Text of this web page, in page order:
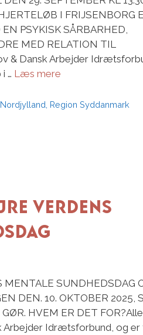
I FRIJSENBORG
PSYKISK SÅRBARHED,
MED RELATION TIL
& Dansk Arbejder
… Læs mere
Region Syddanmark
VERDENS
SUNDHEDSDAG
DEN. 10. OKTOBER 2025,
HVEM ER DET FOR?Alle
Idrætsforbund, og er